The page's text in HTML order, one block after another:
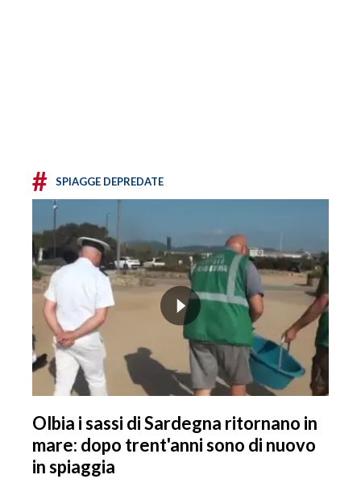
# SPIAGGE DEPREDATE
Olbia i sassi di Sardegna ritornano in
mare: dopo trent'anni sono di nuovo
in spiaggia